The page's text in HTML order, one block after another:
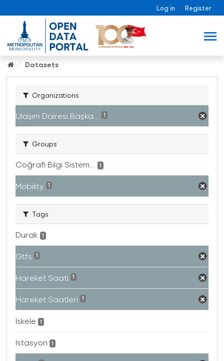
Log in Register
Datasets
Organizations
Ulaşım Dairesi Başka... 1
Groups
Coğrafi Bilgi Sistem... 1
Mobility 1
Tags
Durak 1
Gtfs 1
Hareket Saati 1
Hareket Saatleri 1
Iskele 1
Istasyon 1